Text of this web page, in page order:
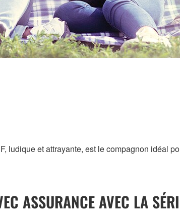
ludique et attrayante, est le compagnon idéal
ASSURANCE AVEC LA